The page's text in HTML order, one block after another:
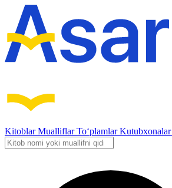
KitoblarMualliflarTo‘plamlarKutubxonalar